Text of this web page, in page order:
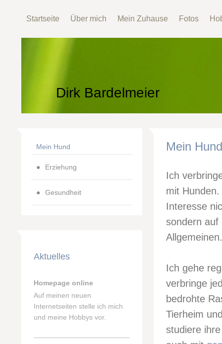
Startseite Über mich Mein Zuhause Fotos
Dirk Bardelmeier
Mein
Ich
mit
Interesse
sondern auf
Ich gehe
verbringe
bedrohte
Tierheim
studiere
Mein Hund
Erziehung
Gesundheit
Aktuelles
Homepage online
Auf meinen neuen
Internetseiten stelle ich mich
und meine Hobbys vor.